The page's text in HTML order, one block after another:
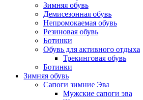
Зимняя обувь
Демисезонная обувь
Непромокаемая обувь
Резиновая обувь
Ботинки
Обувь для активного отдыха
Трекинговая обувь
Ботинки
Зимняя обувь
Сапоги зимние Эва
Мужские сапоги эва